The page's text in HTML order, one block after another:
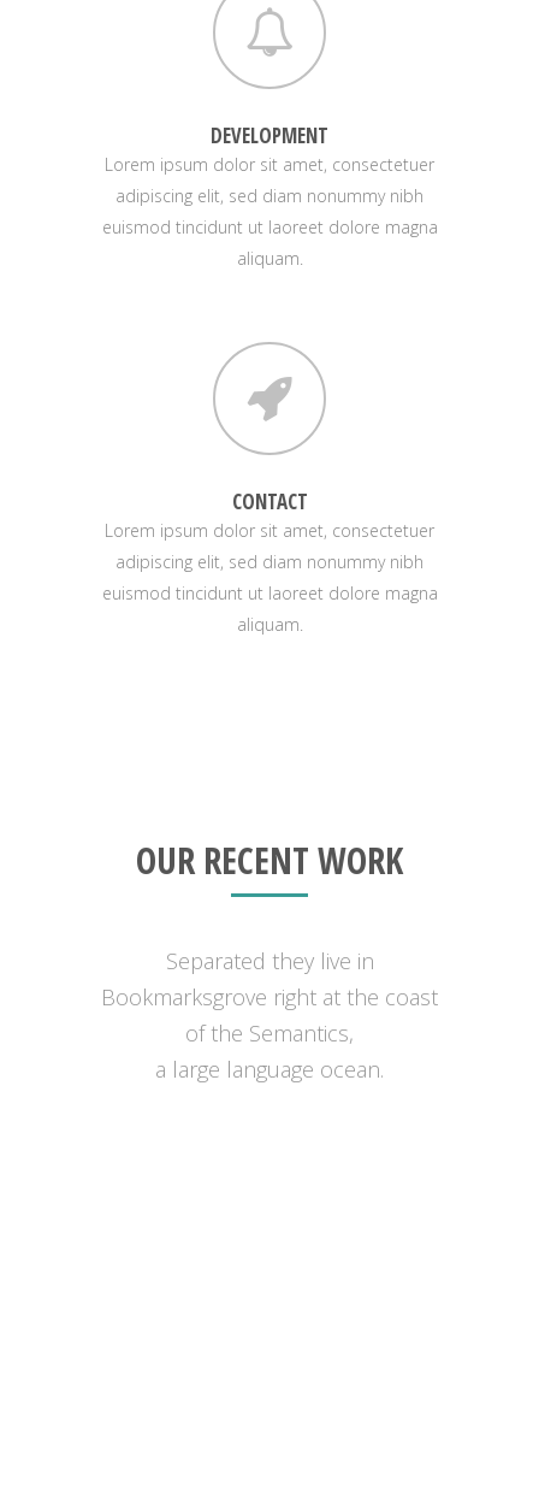
DEVELOPMENT
Lorem ipsum dolor sit amet, consectetuer
adipiscing elit, sed diam nonummy nibh
euismod tincidunt ut laoreet dolore magna
aliquam.
CONTACT
Lorem ipsum dolor sit amet, consectetuer
adipiscing elit, sed diam nonummy nibh
euismod tincidunt ut laoreet dolore magna
aliquam.
OUR RECENT WORK
Separated they live in
Bookmarksgrove right at the coast
of the Semantics,
a large language ocean.